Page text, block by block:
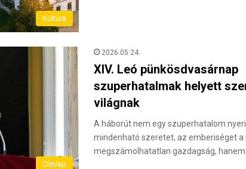
Kultúra
Címlap
2026.05.24.
XIV. Leó pünkösdvasárnap
szuperhatalmak helyett
világnak
A háborút nem egy szuperhatalom
mindenható szeretet, az emberiséget a
megszámolhatatlan gazdagság, hanem…